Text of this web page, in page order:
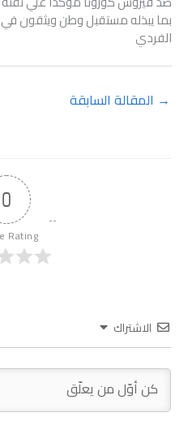
بما يبذله مستقبل وطن ويثقون في
الفردي
→ المقالة السابقة
0
Rating
الاشتراك